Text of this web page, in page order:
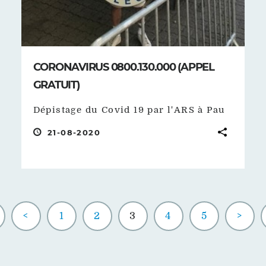
CORONAVIRUS 0800.130.000 (APPEL
GRATUIT)
Dépistage du Covid 19 par l'ARS à Pau
21-08-2020
< 1 2 3 4 5 >